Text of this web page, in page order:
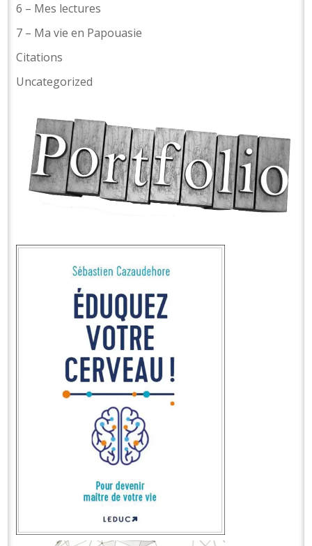
6 – Mes lectures
7 – Ma vie en Papouasie
Citations
Uncategorized